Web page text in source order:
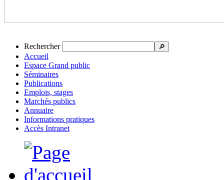
Rechercher 🔎
Accueil
Espace Grand public
Séminaires
Publications
Emplois, stages
Marchés publics
Annuaire
Informations pratiques
Accès Intranet